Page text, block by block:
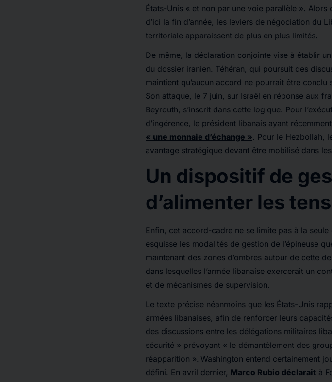
États-Unis « et non par une voie parallèle ».
d’ici la fin d’année, les leviers de négociation du
territoriale apparaissent de plus en plus limités.
De même, la déclaration conjointe vise à établir
du dossier iranien. Téhéran, qui poursuit des
maintient qu’aucun accord ne pourrait être conclu
Son attaque, le 7 juin, sur Israël en réponse aux
Beyrouth, s’inscrit dans cette logique. Pour
d’ingérence, le président libanais ayant récemment
« une monnaie d’échange ». Pour le Hezbollah,
avantage stratégique devant être mobilisé dans
Un dispositif de
d’alimenter les
Enfin, cet accord-cadre ne se limite pas à la
esquisse les modalités de gestion de l’épineuse
maintenant des zones d’ombres autour de cette
dans lesquelles l’armée libanaise exercerait un
et de mécanismes de supervision.
Le texte précise néanmoins que les États-Unis
armées libanaises, afin de renforcer leurs
des discussions entre les délégations militaires
sécurité » prévoyant « le démantèlement des
réapparition ». Washington entend certainement
défini. En avril dernier, Marco Rubio déclarait à